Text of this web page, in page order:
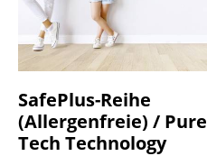
SafePlus-Reihe
(Allergenfreie) / Pure
Tech Technology